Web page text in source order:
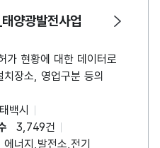
_태양광발전사업
가 현황에 대한 데이터로
장소, 영업구분 등의
태백시
3,749건
에너지,발전소,전기